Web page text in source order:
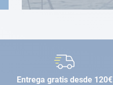
Entrega gratis desde 120€